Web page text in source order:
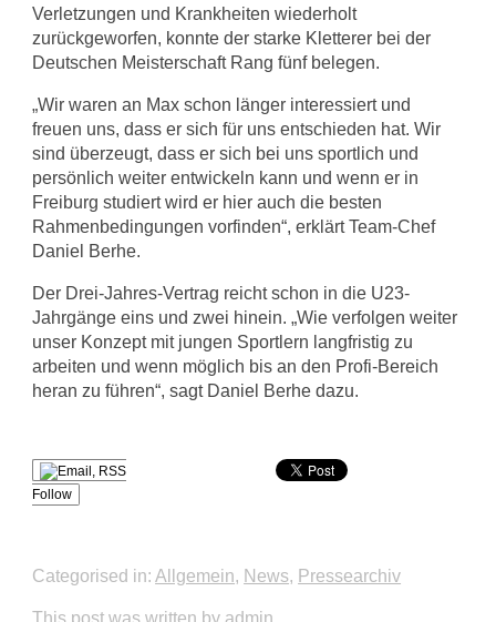
Verletzungen und Krankheiten wiederholt
zurückgeworfen, konnte der starke Kletterer bei der
Deutschen Meisterschaft Rang fünf belegen.
„Wir waren an Max schon länger interessiert und
freuen uns, dass er sich für uns entschieden hat. Wir
sind überzeugt, dass er sich bei uns sportlich und
persönlich weiter entwickeln kann und wenn er in
Freiburg studiert wird er hier auch die besten
Rahmenbedingungen vorfinden“, erklärt Team-Chef
Daniel Berhe.
Der Drei-Jahres-Vertrag reicht schon in die U23-
Jahrgänge eins und zwei hinein. „Wie verfolgen weiter
unser Konzept mit jungen Sportlern langfristig zu
arbeiten und wenn möglich bis an den Profi-Bereich
heran zu führen“, sagt Daniel Berhe dazu.
Follow
Categorised in:Allgemein, News, Pressearchiv
This post was written by admin.